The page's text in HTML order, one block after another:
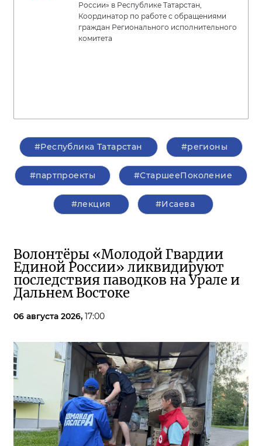
России» в Республике Татарстан,
Координатор по работе с обращениями
граждан Регионального исполнительного
комитета
#Республика Татарстан #регионы
#партпроекты #СтаршееПоколение
#лекция #Исаева
Волонтёры «Молодой Гвардии
Единой России» ликвидируют
последствия паводков на Урале и
Дальнем Востоке
06 августа 2026, 17:00